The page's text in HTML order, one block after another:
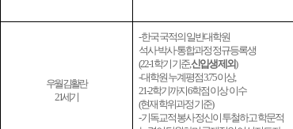
우월김활란
21세기
- 한국 국적의 일반대학원
석사·박사·통합과정 정규등록생
(22-1학기 기준,신입생 제외)
- 대학원 누계평점 3.75 이상,
21-2학기까지6학점 이상이수
(현재 학위과정 기준)
- 기독교적 봉사 정신이 투철하고 학문적